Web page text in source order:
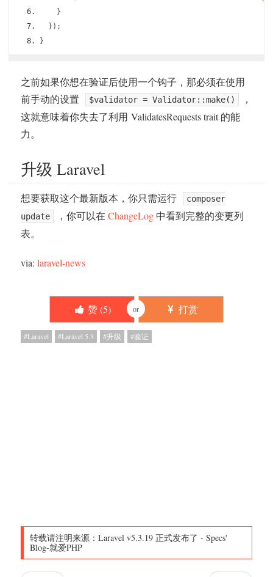
}
});
}
之前如果你想在验证后使用一个钩子，那必须在使用
前手动的设置
$validator = Validator::make()
，
这就意味着你失去了利用 ValidatesRequests trait 的能
力。
升级 Laravel
想要获取这个最新版本，你只需运行
composer
update
，你可以在 ChangeLog 中看到完整的变更列
表。
via: laravel-news
赞 (5) or 打赏
Laravel Laravel 5.3 升级 验证
转载请注明来源： Laravel v5.3.19 正式发布了 - Specs'
Blog-就爱PHP